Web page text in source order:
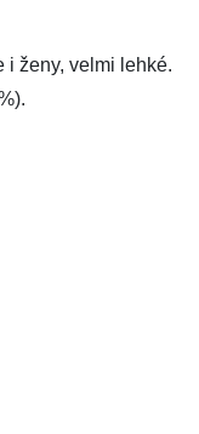
i ženy, velmi lehké.